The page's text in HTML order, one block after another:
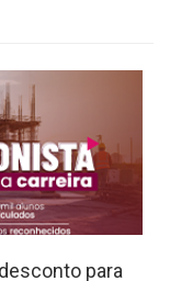
para